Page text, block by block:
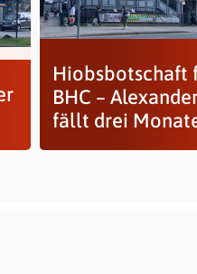
Hiobsbotschaft
BHC –
fällt drei